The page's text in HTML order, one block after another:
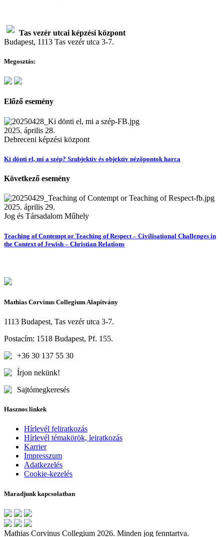
Tas vezér utcai képzési központ
Budapest, 1113 Tas vezér utca 3-7.
Megosztás:
Előző esemény
2025. április 28.
Debreceni képzési központ
Ki dönti el, mi a szép? Szubjektív és objektív nézőpontok harca
Következő esemény
2025. április 29.
Jog és Társadalom Műhely
Teaching of Contempt or Teaching of Respect – Civilisational Challenges in
the Context of Jewish – Christian Relations
Mathias Corvinus Collegium Alapítvány
1113 Budapest, Tas vezér utca 3-7.
Postacím: 1518 Budapest, Pf. 155.
+36 30 137 55 30
Írjon nekünk!
Sajtómegkeresés
Hasznos linkek
Hírlevél feliratkozás
Hírlevél témakörök, leiratkozás
Karrier
Impresszum
Adatkezelés
Cookie-kezelés
Maradjunk kapcsolatban
Mathias Corvinus Collegium 2026. Minden jog fenntartva.